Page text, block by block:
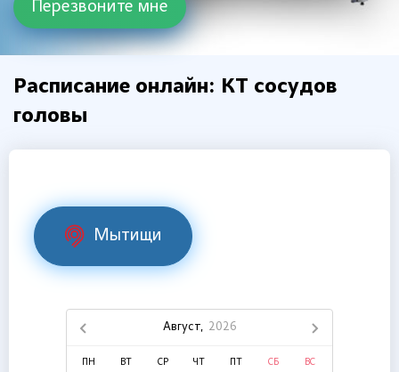
Расписание онлайн: КТ сосудов
головы
Мытищи
Август, 2026
ПН ВТ СР ЧТ СБ ВС